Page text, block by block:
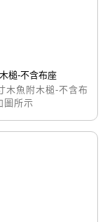
槌-不含布座
木魚附木槌-不含布
圖所示